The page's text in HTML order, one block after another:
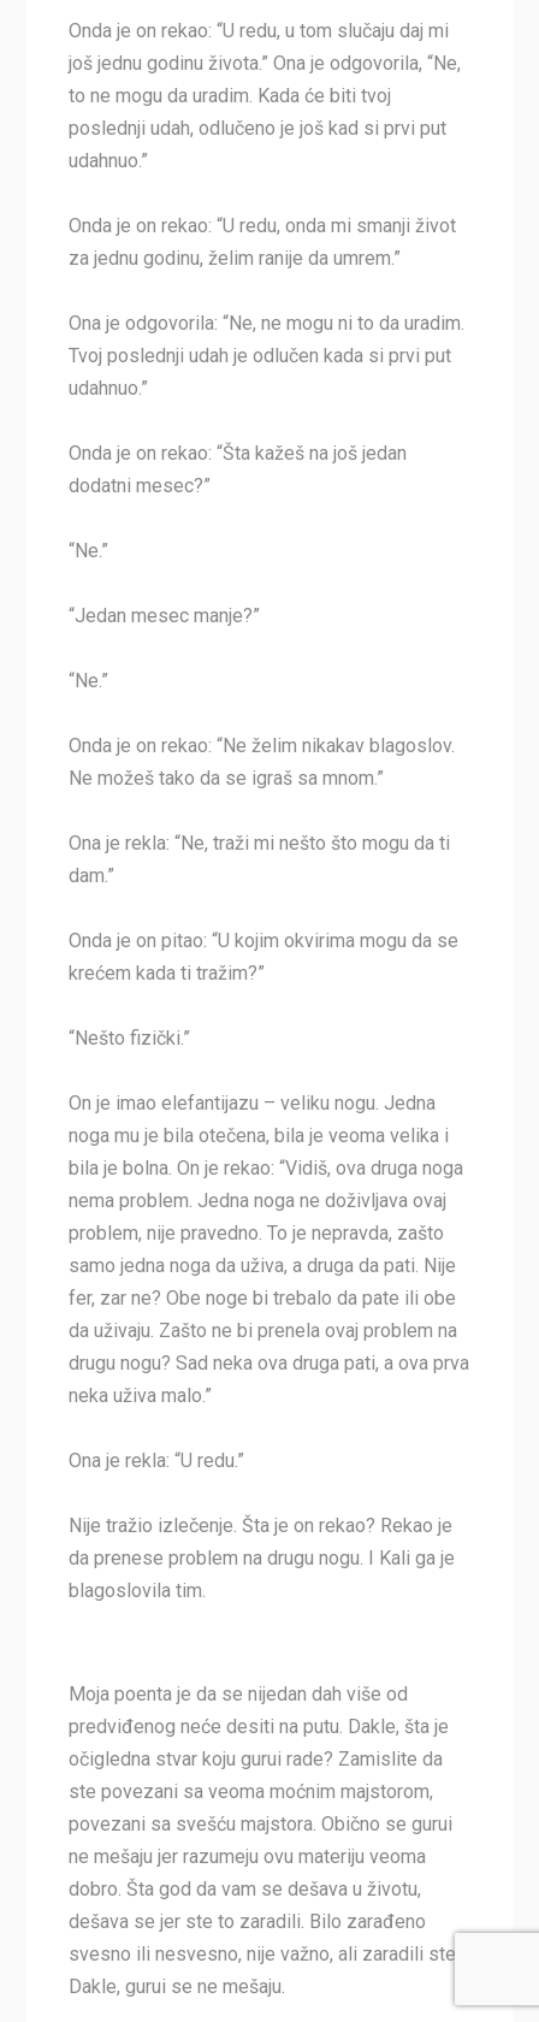
Onda je on rekao: “U redu, u tom slučaju daj mi
još jednu godinu života.” Ona je odgovorila, “Ne,
to ne mogu da uradim. Kada će biti tvoj
poslednji udah, odlučeno je još kad si prvi put
udahnuo.”
Onda je on rekao: “U redu, onda mi smanji život
za jednu godinu, želim ranije da umrem.”
Ona je odgovorila: “Ne, ne mogu ni to da uradim.
Tvoj poslednji udah je odlučen kada si prvi put
udahnuo.”
Onda je on rekao: “Šta kažeš na još jedan
dodatni mesec?”
“Ne.”
“Jedan mesec manje?”
“Ne.”
Onda je on rekao: “Ne želim nikakav blagoslov.
Ne možeš tako da se igraš sa mnom.”
Ona je rekla: “Ne, traži mi nešto što mogu da ti
dam.”
Onda je on pitao: “U kojim okvirima mogu da se
krećem kada ti tražim?”
“Nešto fizički.”
On je imao elefantijazu – veliku nogu. Jedna
noga mu je bila otečena, bila je veoma velika i
bila je bolna. On je rekao: “Vidiš, ova druga noga
nema problem. Jedna noga ne doživljava ovaj
problem, nije pravedno. To je nepravda, zašto
samo jedna noga da uživa, a druga da pati. Nije
fer, zar ne? Obe noge bi trebalo da pate ili obe
da uživaju. Zašto ne bi prenela ovaj problem na
drugu nogu? Sad neka ova druga pati, a ova prva
neka uživa malo.”
Ona je rekla: “U redu.”
Nije tražio izlečenje. Šta je on rekao? Rekao je
da prenese problem na drugu nogu. I Kali ga je
blagoslovila tim.
Moja poenta je da se nijedan dah više od
predviđenog neće desiti na putu. Dakle, šta je
očigledna stvar koju gurui rade? Zamislite da
ste povezani sa veoma moćnim majstorom,
povezani sa svešću majstora. Obično se gurui
ne mešaju jer razumeju ovu materiju veoma
dobro. Šta god da vam se dešava u životu,
dešava se jer ste to zaradili. Bilo zarađeno
svesno ili nesvesno, nije važno, ali zaradili ste.
Dakle, gurui se ne mešaju.